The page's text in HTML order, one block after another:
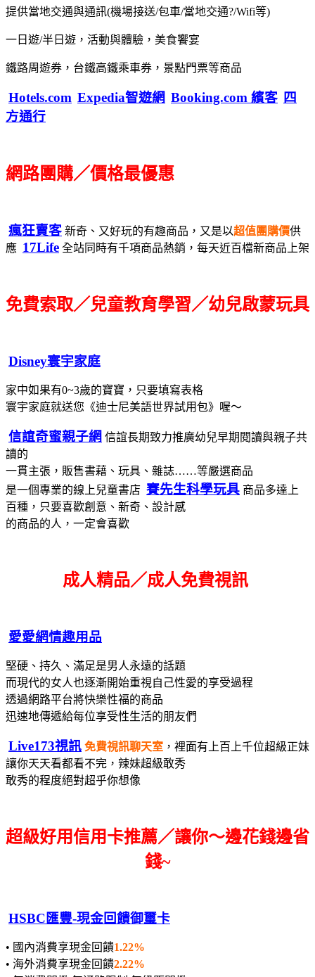
提供當地交通與通訊(機場接送/包車/當地交通?/Wifi等)
一日遊/半日遊，活動與體驗，美食饗宴
鐵路周遊券，台鐵高鐵乘車券，景點門票等商品
Hotels.com Expedia智遊網 Booking.com 繽客 四
方通行
網路團購／價格最優惠
瘋狂賣客 新奇、又好玩的有趣商品，又是以超值團購價供
應 17Life 全站同時有千項商品熱銷，每天近百檔新商品上架
免費索取／兒童教育學習／幼兒啟蒙玩具
Disney寰宇家庭
家中如果有0~3歲的寶寶，只要填寫表格
寰宇家庭就送您《迪士尼美語世界試用包》喔～
信誼奇蜜親子網 信誼長期致力推廣幼兒早期閱讀與親子共
讀的
一貫主張，販售書藉、玩具、雜誌……等嚴選商品
是一個專業的線上兒童書店 賽先生科學玩具 商品多達上
百種，只要喜歡創意、新奇、設計感
的商品的人，一定會喜歡
成人精品／成人免費視訊
愛愛網情趣用品
堅硬、持久、滿足是男人永遠的話題
而現代的女人也逐漸開始重視自己性愛的享受過程
透過網路平台將快樂性福的商品
迅速地傳遞給每位享受性生活的朋友們
Live173視訊 免費視訊聊天室 ，裡面有上百上千位超級正妹
讓你天天看都看不完，辣妹超級敢秀
敢秀的程度絕對超乎你想像
超級好用信用卡推薦／讓你～邊花錢邊省
錢~
HSBC匯豐-現金回饋御璽卡
• 國內消費享現金回饋1.22%
• 海外消費享現金回饋2.22%